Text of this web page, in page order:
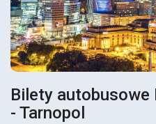
Bilety autobusowe
- Tarnopol